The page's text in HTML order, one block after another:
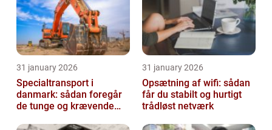
31 january 2026
Specialtransport i
danmark: sådan foregår
de tunge og krævende
31 january 2026
Opsætning af wifi: sådan
får du stabilt og hurtigt
trådløst netværk